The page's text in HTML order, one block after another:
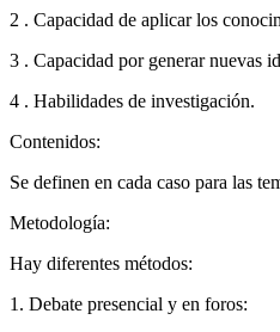
2 . Capacidad de aplicar los
3 . Capacidad por generar nuevas
4 . Habilidades de investigación.
Contenidos:
Se definen en cada caso para las
Metodología:
Hay diferentes métodos:
1. Debate presencial y en foros: